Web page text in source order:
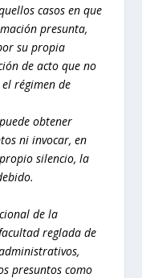
casos en que
presunta,
su propia
de acto que no
régimen de
obtener
ni invocar, en
silencio, la
de la
reglada de
presuntos como